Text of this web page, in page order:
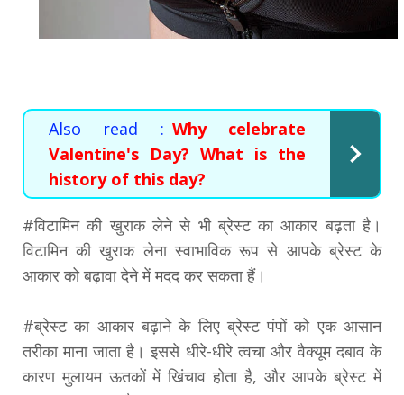
Also read : Why celebrate
Valentine's Day? What is the
history of this day?
#विटामिन की खुराक लेने से भी ब्रेस्ट का आकार बढ़ता है।
विटामिन की खुराक लेना स्वाभाविक रूप से आपके ब्रेस्ट के
आकार को बढ़ावा देने में मदद कर सकता हैं।
#ब्रेस्ट का आकार बढ़ाने के लिए ब्रेस्ट पंपों को एक आसान
तरीका माना जाता है। इससे धीरे-धीरे त्वचा और वैक्यूम दबाव के
कारण मुलायम ऊतकों में खिंचाव होता है, और आपके ब्रेस्ट में